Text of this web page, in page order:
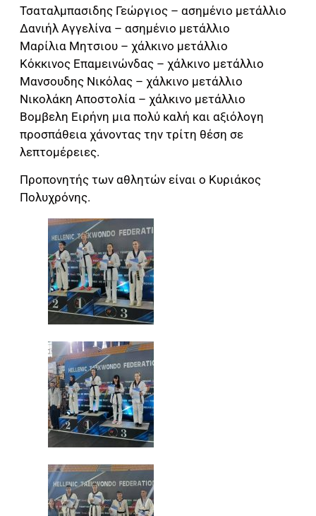
Τσαταλμπασιδης Γεώργιος – ασημένιο μετάλλιο
Δανιήλ Αγγελίνα – ασημένιο μετάλλιο
Μαρίλια Μητσιου – χάλκινο μετάλλιο
Κόκκινος Επαμεινώνδας – χάλκινο μετάλλιο
Μανσουδης Νικόλας – χάλκινο μετάλλιο
Νικολάκη Αποστολία – χάλκινο μετάλλιο
Βομβελη Ειρήνη μια πολύ καλή και αξιόλογη
προσπάθεια χάνοντας την τρίτη θέση σε
λεπτομέρειες.
Προπονητής των αθλητών είναι ο Κυριάκος
Πολυχρόνης.